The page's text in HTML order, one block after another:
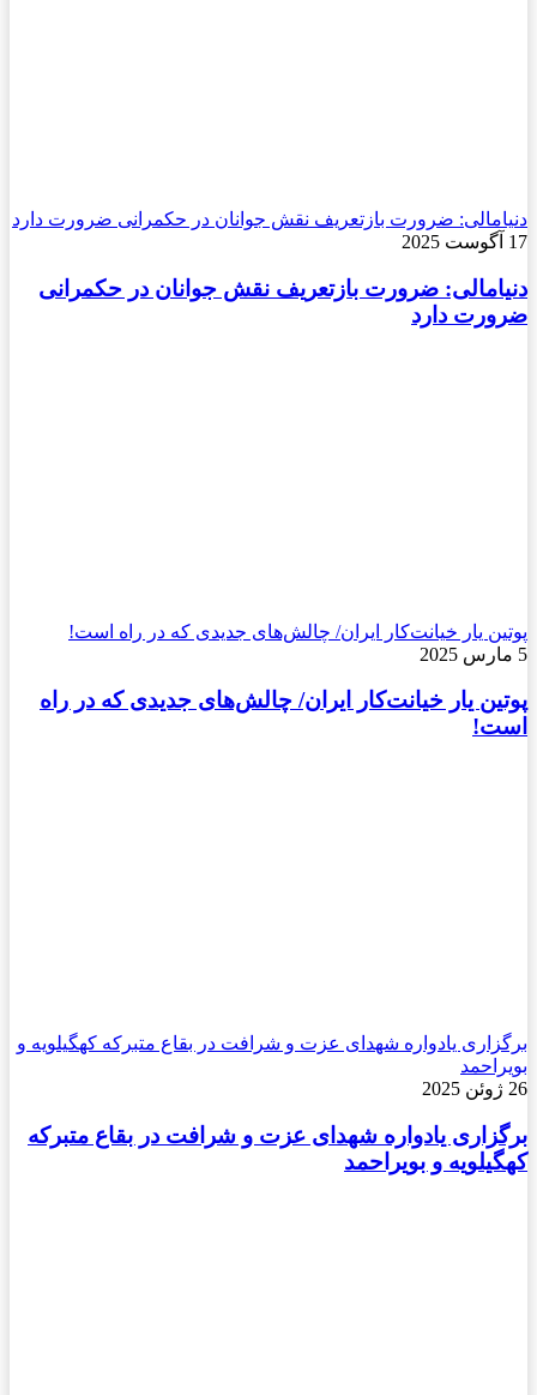
دنیامالی: ضرورت بازتعریف نقش جوانان در حکمرانی ضرورت دارد
17 آگوست 2025
دنیامالی: ضرورت بازتعریف نقش جوانان در حکمرانی
ضرورت دارد
پوتین یار خیانت‌کار ایران/ چالش‌های جدیدی که در راه است!
5 مارس 2025
پوتین یار خیانت‌کار ایران/ چالش‌های جدیدی که در راه
است!
برگزاری یادواره شهدای عزت و شرافت در بقاع متبرکه کهگیلویه و
بویراحمد
26 ژوئن 2025
برگزاری یادواره شهدای عزت و شرافت در بقاع متبرکه
کهگیلویه و بویراحمد